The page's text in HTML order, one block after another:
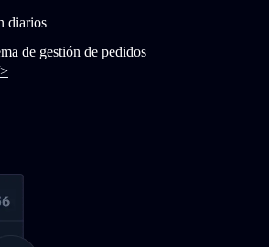
diarios
de gestión de pedidos